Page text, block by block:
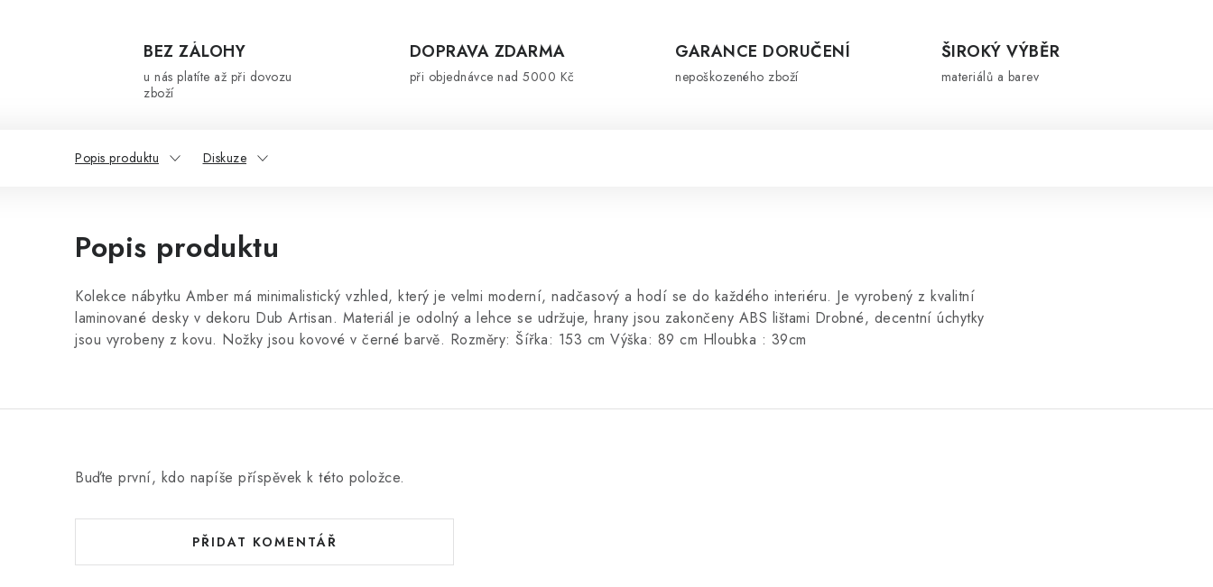
BEZ ZÁLOHY
u nás platíte až při dovozu
zboží
DOPRAVA ZDARMA
při objednávce nad 5000 Kč
GARANCE DORUČENÍ
nepoškozeného zboží
ŠIROKÝ VÝBĚR
materiálů a barev
Popis produktu Diskuze
Popis produktu
Kolekce nábytku Amber má minimalistický vzhled, který je velmi moderní, nadčasový a hodí se do každého interiéru. Je vyrobený z kvalitní
laminované desky v dekoru Dub Artisan. Materiál je odolný a lehce se udržuje, hrany jsou zakončeny ABS lištami Drobné, decentní úchytky
jsou vyrobeny z kovu. Nožky jsou kovové v černé barvě. Rozměry: Šířka: 153 cm Výška: 89 cm Hloubka : 39cm
Buďte první, kdo napíše příspěvek k této položce.
PŘIDAT KOMENTÁŘ